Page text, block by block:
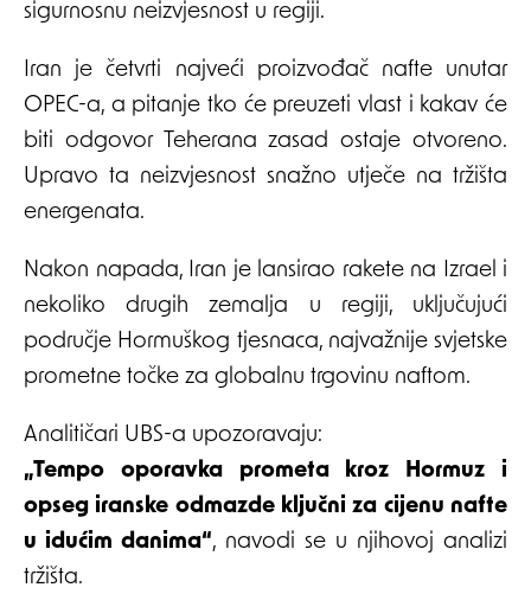
sigurnosnu neizvjesnost u regiji.
Iran je četvrti najveći proizvođač nafte unutar
OPEC-a, a pitanje tko će preuzeti vlast i kakav će
biti odgovor Teherana zasad ostaje otvoreno.
Upravo ta neizvjesnost snažno utječe na tržišta
energenata.
Nakon napada, Iran je lansirao rakete na Izrael i
nekoliko drugih zemalja u regiji, uključujući
područje Hormuškog tjesnaca, najvažnije svjetske
prometne točke za globalnu trgovinu naftom.
Analitičari UBS-a upozoravaju:
„Tempo oporavka prometa kroz Hormuz i
opseg iranske odmazde ključni za cijenu nafte
u idućim danima“, navodi se u njihovoj analizi
tržišta.